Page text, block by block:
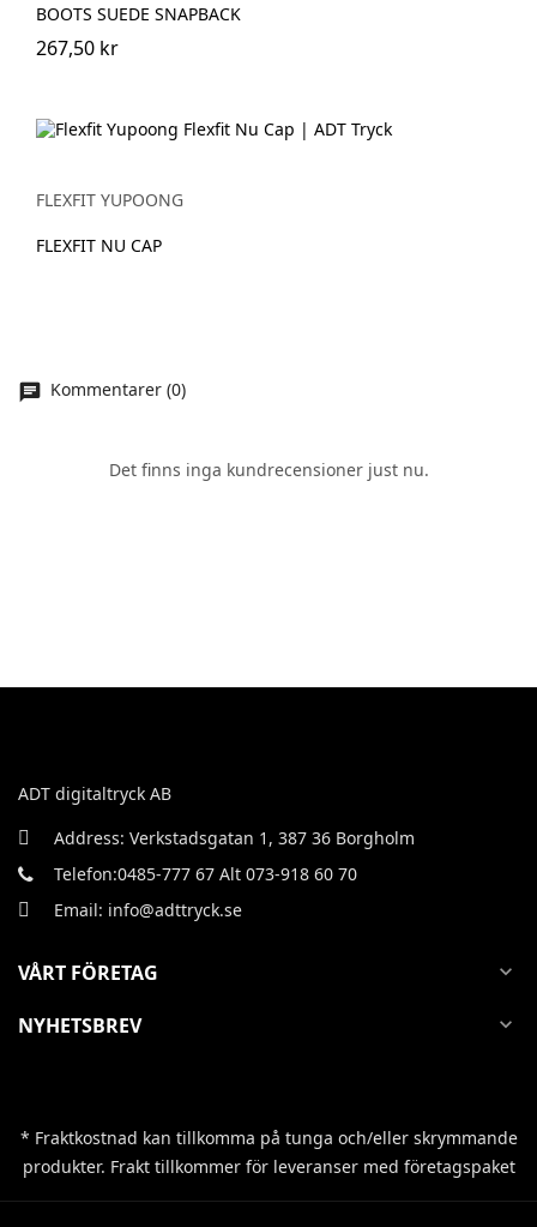
BOOTS SUEDE SNAPBACK
267,50 kr
FLEXFIT YUPOONG
FLEXFIT NU CAP
Kommentarer (0)
Det finns inga kundrecensioner just nu.
ADT digitaltryck AB
Address: Verkstadsgatan 1, 387 36 Borgholm
Telefon:0485-777 67 Alt 073-918 60 70
Email: info@adttryck.se
VÅRT FÖRETAG expand_more
NYHETSBREV expand_more
* Fraktkostnad kan tillkomma på tunga och/eller skrymmande
produkter. Frakt tillkommer för leveranser med företagspaket